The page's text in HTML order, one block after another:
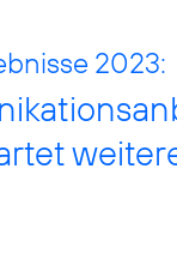
2023: